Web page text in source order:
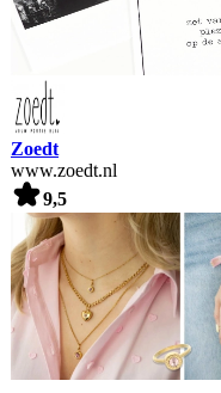
Zoedt
www.zoedt.nl
9,5